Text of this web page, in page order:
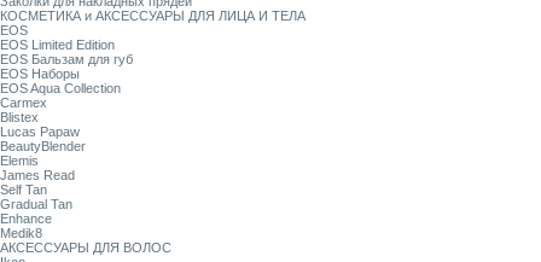
КОСМЕТИКА и АКСЕССУАРЫ ДЛЯ ЛИЦА И ТЕЛА
EOS
EOS Limited Edition
EOS Бальзам для губ
EOS Наборы
EOS Aqua Collection
Carmex
Blistex
Lucas Papaw
BeautyBlender
Elemis
James Read
Self Tan
Gradual Tan
Enhance
Medik8
АКСЕССУАРЫ ДЛЯ ВОЛОС